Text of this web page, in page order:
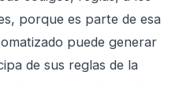
porque es parte de esa
puede generar
de sus reglas de la